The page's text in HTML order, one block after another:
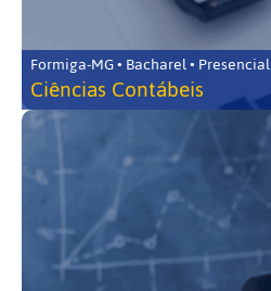
Formiga-MG • Bacharel • Presencial
Ciências Contábeis